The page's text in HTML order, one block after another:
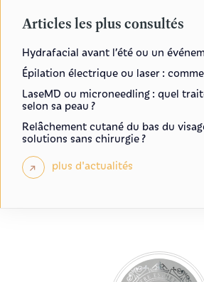
Articles les plus consultés
Hydrafacial avant l’été ou un
Épilation électrique ou laser :
LaseMD ou microneedling : quel
selon sa peau ?
Relâchement cutané du bas du
solutions sans chirurgie ?
plus d'actualités